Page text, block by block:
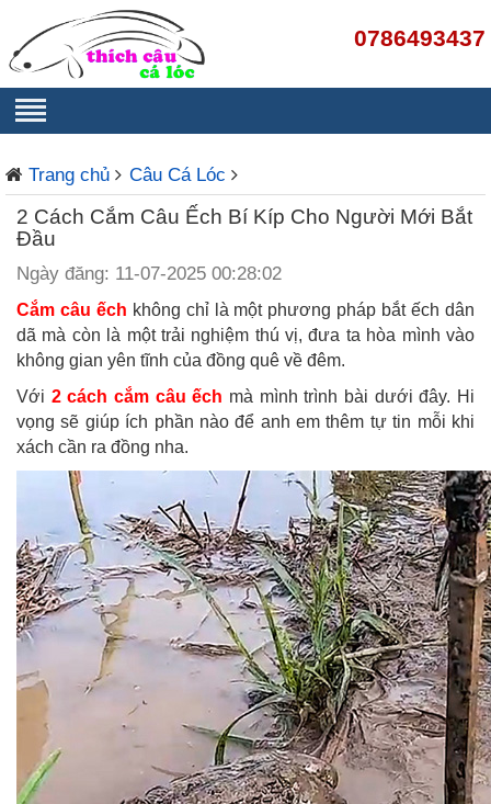
0786493437
Trang chủ Câu Cá Lóc
2 Cách Cắm Câu Ếch Bí Kíp Cho Người Mới Bắt
Đầu
Ngày đăng: 11-07-2025 00:28:02
Cắm câu ếch không chỉ là một phương pháp bắt ếch dân
dã mà còn là một trải nghiệm thú vị, đưa ta hòa mình vào
không gian yên tĩnh của đồng quê về đêm.
Với 2 cách cắm câu ếch mà mình trình bài dưới đây. Hi
vọng sẽ giúp ích phần nào để anh em thêm tự tin mỗi khi
xách cần ra đồng nha.